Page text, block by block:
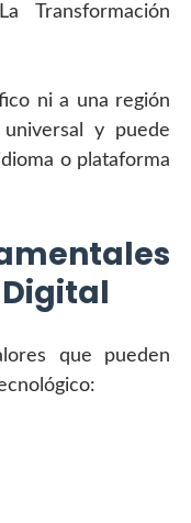
Transformación
ni a una región
y puede
o plataforma
que pueden